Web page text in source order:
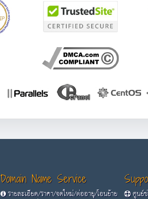
Domain Name Service
รายละเอียด/ราคา/จดใหม่/ต่ออายุ/โอนย้าย
ศูนย์ช่